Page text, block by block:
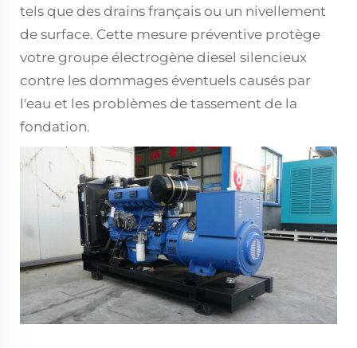
tels que des drains français ou un nivellement
de surface. Cette mesure préventive protège
votre groupe électrogène diesel silencieux
contre les dommages éventuels causés par
l'eau et les problèmes de tassement de la
fondation.